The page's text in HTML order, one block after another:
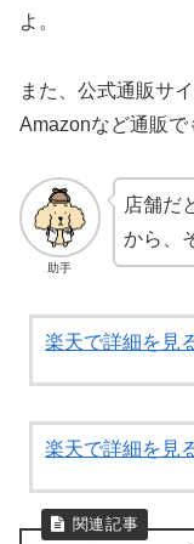
よ。
また、公式通販サ
Amazonなど通販で
助手
店舗だ
から、
楽天で詳細を見
楽天で詳細を見